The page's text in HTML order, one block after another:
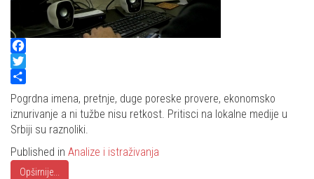
Facebook
Twitter
Share
Pogrdna imena, pretnje, duge poreske provere, ekonomsko
iznurivanje a ni tužbe nisu retkost. Pritisci na lokalne medije u
Srbiji su raznoliki.
Published in Analize i istraživanja
Opširnije...